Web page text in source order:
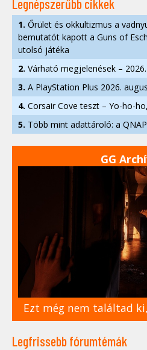
Legnépszerűbb cikkek
1. Őrület és okkultizmus a
bemutatót kapott a Guns of
utolsó játéka
2. Várható megjelenések –
3. A PlayStation Plus 2026.
4. Corsair Cove teszt – Yo-ho-
5. Több mint adattároló: a
GG
Ezt még nem találtad
Legfrissebb fórumtémák